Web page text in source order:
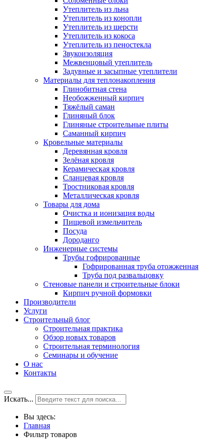
Утеплитель из льна
Утеплитель из конопли
Утеплитель из шерсти
Утеплитель из кокоса
Утеплитель из пеностекла
Звукоизоляция
Межвенцовый утеплитель
Задувные и засыпные утеплители
Материалы для теплонакопления
Глинобитная стена
Необожженный кирпич
Тяжёлый саман
Глиняный блок
Глиняные строительные плиты
Саманный кирпич
Кровельные материалы
Деревянная кровля
Зелёная кровля
Керамическая кровля
Сланцевая кровля
Тростниковая кровля
Металлическая кровля
Товары для дома
Очистка и ионизация воды
Пищевой измельчитель
Посуда
Дороданго
Инженерные системы
Трубы гофрированные
Гофрированная труба отожженная
Труба под развальцовку
Стеновые панели и строительные блоки
Кирпич ручной формовки
Производители
Услуги
Строительный блог
Строительная практика
Обзор новых товаров
Строительная терминология
Семинары и обучение
О нас
Контакты
Искать...
Вы здесь:
Главная
Фильтр товаров